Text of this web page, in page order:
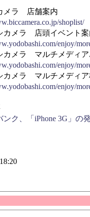
ラ 店舗案内
shoplist/
メラ 店頭イベント案
enjoy/
メラ マルチメディ
enjoy/
メラ マルチメディ
enjoy/
ンク、「iPhone 3G」の